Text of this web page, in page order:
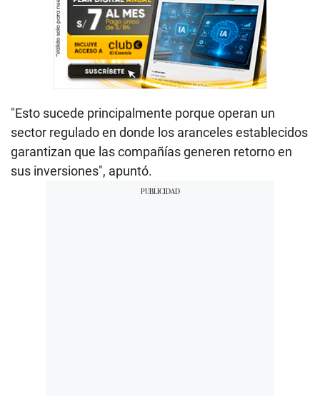
"Esto sucede principalmente porque operan un
sector regulado en donde los aranceles establecidos
garantizan que las compañías generen retorno en
sus inversiones", apuntó.